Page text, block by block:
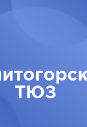
ТЮЗ